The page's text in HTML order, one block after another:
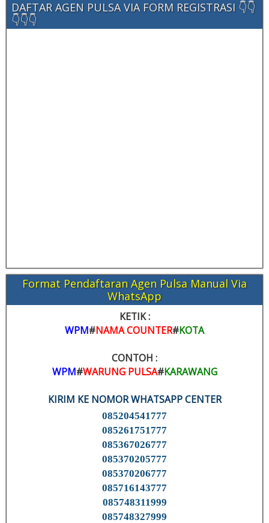
DAFTAR AGEN PULSA VIA FORM REGISTRASI 👇👇
👇👇👇
Format Pendaftaran Agen Pulsa Manual Via
WhatsApp
KETIK :
WPM#NAMA COUNTER#KOTA
CONTOH :
WPM#WARUNG PULSA#KARAWANG
KIRIM KE NOMOR WHATSAPP CENTER
085204541777
085261751777
085367026777
085370205777
085370206777
085716143777
085748311999
085748327999